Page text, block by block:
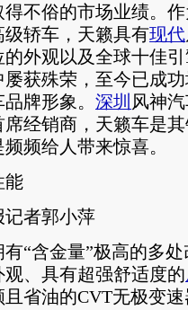
不俗的市场业绩。
轿车，天籁具有现代
的外观以及全球十佳
获殊荣，至今已成
牌形象。 深圳
风神
席经销商，天籁车是
频给人带来惊喜。
者郭小萍
含金量”极高的多处
、具有超强舒适度的
且省油的CVT无极变